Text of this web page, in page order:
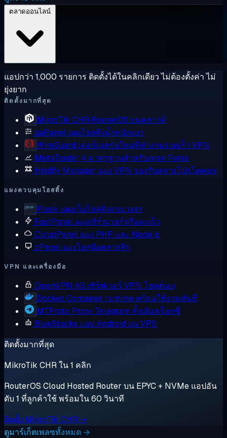
แอปกว่า 1,000 รายการ ติดตั้งได้ในคลิกเดียว ไม่ต้องตั้งค่า ไม่
ยุ่งยาก
ติดตั้งมากที่สุด
MikroTik CHR RouterOS บนคลาวด์
aaPanel แผงโฮสติงน้ำหนักเบา
WireGuard เคอร์เนลรุ่นใหม่ที่ทำงานรวดเร็ว VPN
MetaTrader 4 มาตรฐานสำหรับเทรด Forex
Hiddify Manager แผง VPN รองรับหลายโปรโตคอล
แผงควบคุมโฮสติ้ง
Plesk แผงเว็บโฮสติงครบวงจร
FastPanel แผงเซิร์ฟเวอร์ฟรีและเร็ว
CloudPanel แผง PHP และ Node.js
cPanel แผงโฮสติงคลาสสิก
VPN และเครื่องมือ
OpenVPN AS เซิร์ฟเวอร์ VPN โฮสต์เอง
Docker Container runtime พร้อมใช้งานทันที
MTProto Proxy Telegram ดั้งเดิมพร็อกซี่
BlueStacks แอป Android บน VPS
ติดตั้งมากที่สุด
MikroTik CHR ใน 1 คลิก
RouterOS Cloud Hosted Router บน EPYC + NVMe แอปอัน
ดับ 1 ที่ลูกค้าใช้ พร้อมใน 60 วินาที
ติดตั้ง MikroTik CHR →
ดูมาร์เก็ตเพลซทั้งหมด →